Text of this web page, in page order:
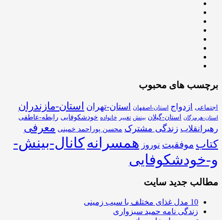
برچسب های محبوب
اجتماعی ازدواج استان-اصفهان استان-تهران استان-مازندران
استان-هرمزگان استان-گیلان بینش تغییر خانواده خودشکوفایی رابطه-عاطفی
رهبرانقلاب زندگی مشترک محسن پوراحمد خمینی معرفی
کتاب موفقیت نوروز همسرانهکانال-بینش-
و-خودشکوفایی
مطالب جدید سایت
10 مدل غذای مختلف با سیب زمینی
زندگی نامه حمید سبزواری